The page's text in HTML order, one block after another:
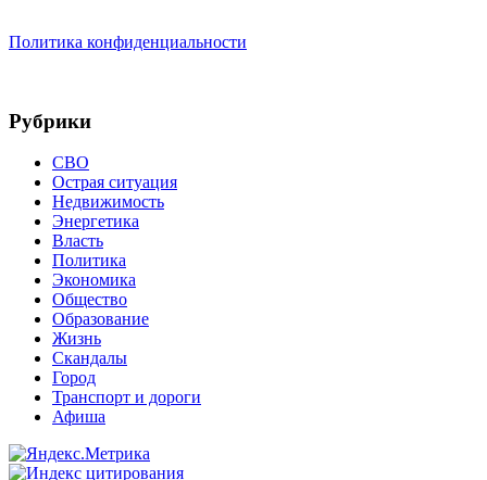
Политика конфиденциальности
Рубрики
СВО
Острая ситуация
Недвижимость
Энергетика
Власть
Политика
Экономика
Общество
Образование
Жизнь
Скандалы
Город
Транспорт и дороги
Афиша